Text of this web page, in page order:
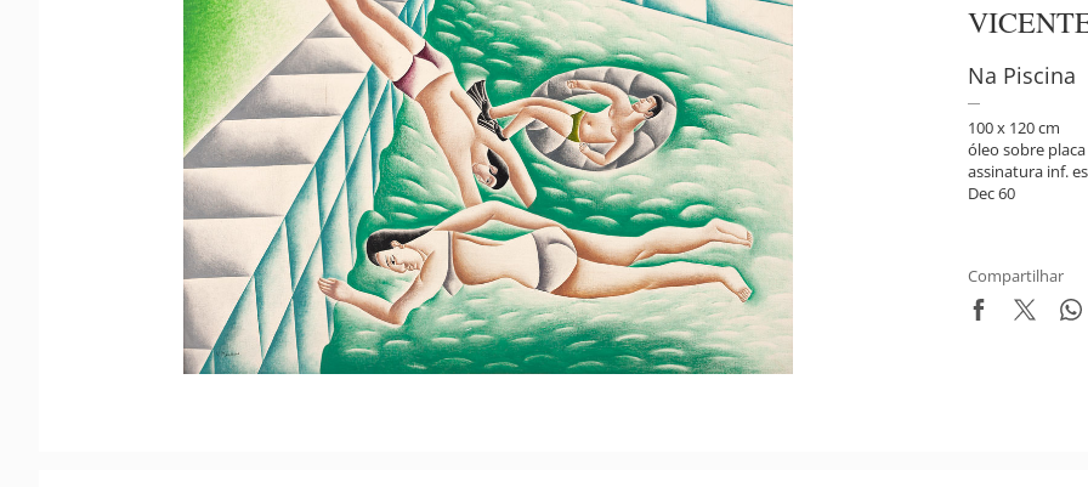
Na Piscina
100 x 120 cm
óleo sobre placa
assinatura inf.
Dec 60
Compartilhar